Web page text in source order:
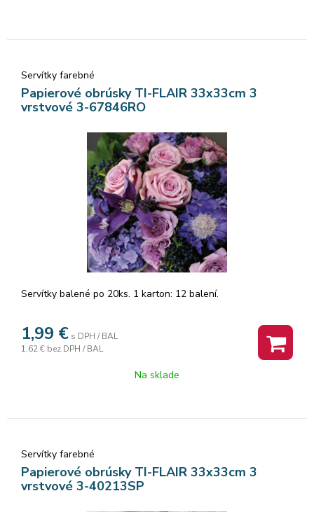
Servítky farebné
Papierové obrúsky TI-FLAIR 33x33cm 3
vrstvové 3-67846RO
Servítky balené po 20ks. 1 karton: 12 balení.
1,99 € s DPH / BAL
1,62 € bez DPH / BAL
Na sklade
Servítky farebné
Papierové obrúsky TI-FLAIR 33x33cm 3
vrstvové 3-40213SP